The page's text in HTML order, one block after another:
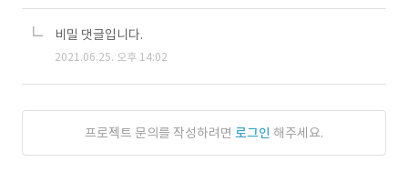
비밀 댓글입니다.
2021.06.25. 오후 14:02
프로젝트 문의를 작성하려면 로그인 해주세요.